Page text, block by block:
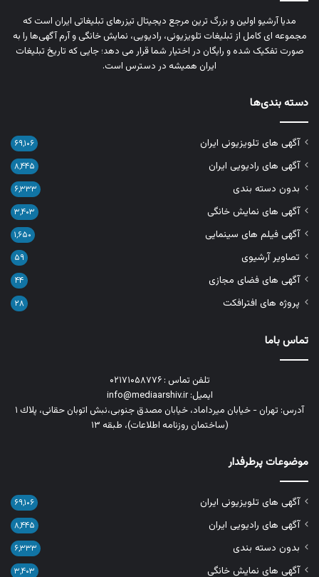
مدیا آرشیو اولین و بزرگ‌ ترین مرجع دیجیتال تیزرهای تبلیغاتی ایران است که
مجموعه‌ ای کامل از تبلیغات تلویزیونی، رادیویی، نمایش خانگی و آرم‌ آگهی‌ها را به‌
صورت تفکیک‌ شده و رایگان در اختیار شما قرار می‌ دهد؛ جایی که تاریخ تبلیغات
ایران همیشه در دسترس است.
دسته بندی‌ها
آگهی های تلویزیونی ایران ۶۹,۱۰۶
آگهی های رادیویی ایران ۸,۴۴۵
بدون دسته بندی ۶,۳۳۳
آگهی های نمایش خانگی ۳,۴۰۳
آگهی فیلم های سینمایی ۱,۶۵۰
تصاویر آرشیوی ۵۹
آگهی های فضای مجازی ۴۴
پروژه های افترافکت ۲۸
تماس باما
تلفن تماس : ۰۲۱۷۱۰۵۸۷۷۶
ایمیل: info@mediaarshiv.ir
آدرس: تهران - خیابان میرداماد، خیابان مصدق جنوبی،نبش اتوبان حقانی، پلاك ١
(ساختمان روزنامه اطلاعات)، طبقه ۱۳
موضوعات پرطرفدار
آگهی های تلویزیونی ایران ۶۹,۱۰۶
آگهی های رادیویی ایران ۸,۴۴۵
بدون دسته بندی ۶,۳۳۳
آگهی های نمایش خانگی ۳,۴۰۳